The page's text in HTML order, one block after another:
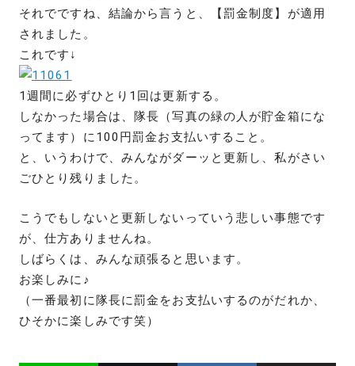
それでですね、結論から言うと、【罰金制度】が適用
されました。
これです↓
1週間に必ずひとり1回は更新する。
しなかった場合は、隊長（写真の緑の人が貯金箱にな
ってます）に100円罰金お支払いすること。
と、いうわけで、みんながダーッと更新し、私がさい
ごひとり残りました。
こうでもしないと更新しないっていう悲しい事態です
が、仕方ありませんね。
しばらくは、みんな頑張ると思います。
お楽しみに♪
（一番最初に隊長に罰金をお支払いするのがだれか、
ひそかに楽しみです笑）